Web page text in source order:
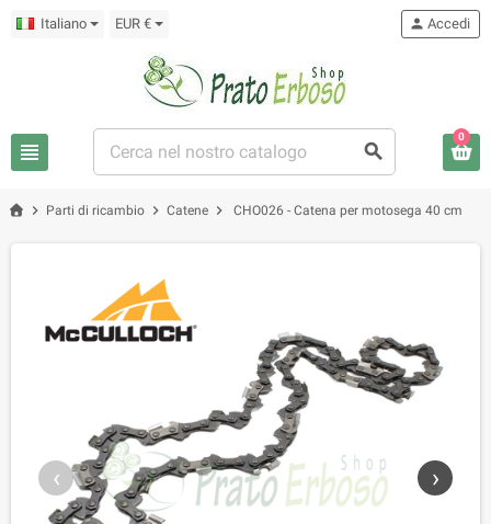
Italiano EUR €
view_headline search
person Accedi
0
chevron_right Parti di ricambio chevron_right Catene chevron_right CHO026 - Catena per motosega 40 cm
‹ ›